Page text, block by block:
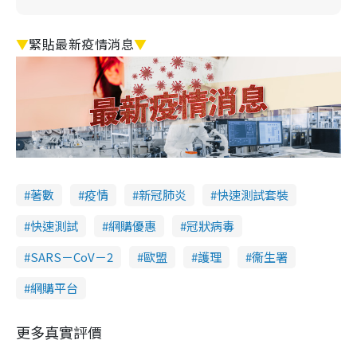
▼緊貼最新疫情消息▼
著數 疫情 新冠肺炎
快速測試套裝
快速測試
網購優惠
冠狀病毒
SARS－CoV－2
歐盟 護理
衞生署
網購平台
更多真實評價